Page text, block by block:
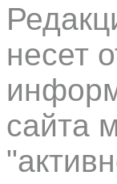
несет
сайта